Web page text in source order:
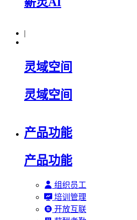
|
灵域空间
灵域空间
产品功能
产品功能
组织员工
培训管理
开放互联